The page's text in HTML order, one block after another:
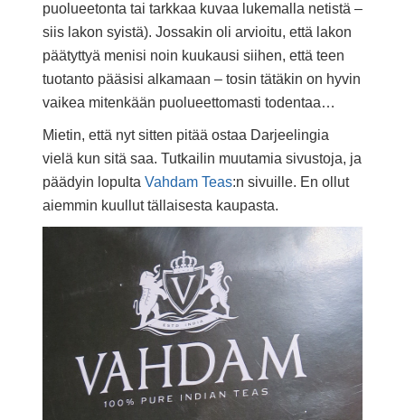
puolueetonta tai tarkkaa kuvaa lukemalla netistä –
siis lakon syistä). Jossakin oli arvioitu, että lakon
päätyttyä menisi noin kuukausi siihen, että teen
tuotanto pääsisi alkamaan – tosin tätäkin on hyvin
vaikea mitenkään puolueettomasti todentaa…
Mietin, että nyt sitten pitää ostaa Darjeelingia
vielä kun sitä saa. Tutkailin muutamia sivustoja, ja
päädyin lopulta Vahdam Teas:n sivuille. En ollut
aiemmin kuullut tällaisesta kaupasta.